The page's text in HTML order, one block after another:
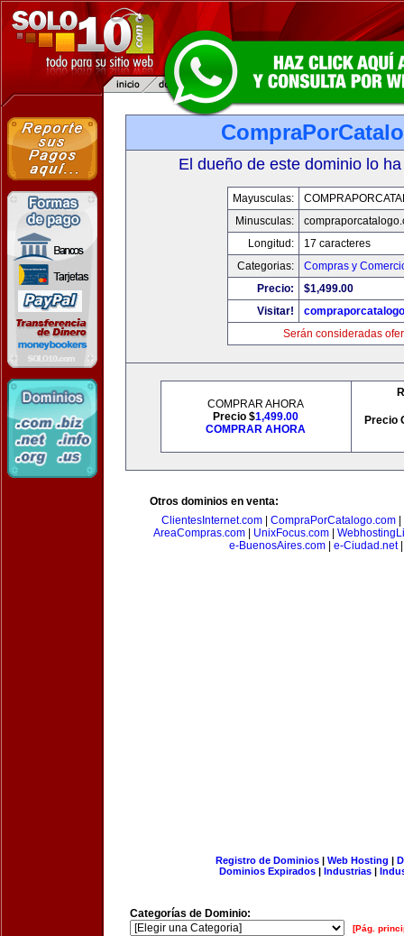
El dueño de este dominio lo
Mayusculas:
Minusculas:
Longitud:
17 caracteres
Categorias:
Compras y
Precio:
$1,499.00
Visitar!
Serán consideradas
COMPRAR AHORA
Precio $1,499.00
COMPRAR AHORA
Precio
Otros dominios en venta:
ClientesInternet.com
CompraPorCatalogo.com
AreaCompras.com
UnixFocus.com
e-BuenosAires.com| e-Ciudad.net
Registro de Dominios| Web Hosting |
Dominios Expirados | Industrias |
Categorías de Dominio:
[Pág.